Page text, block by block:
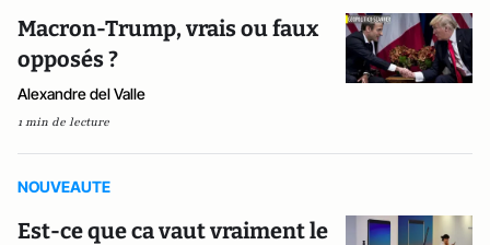
Macron-Trump, vrais ou faux
opposés ?
Alexandre del Valle
1 min de lecture
NOUVEAUTE
Est-ce que ca vaut vraiment le